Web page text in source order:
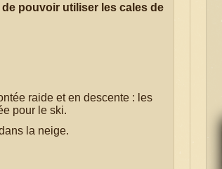
pouvoir utiliser les cales de
raide et en descente : les
pour le ski.
la neige.